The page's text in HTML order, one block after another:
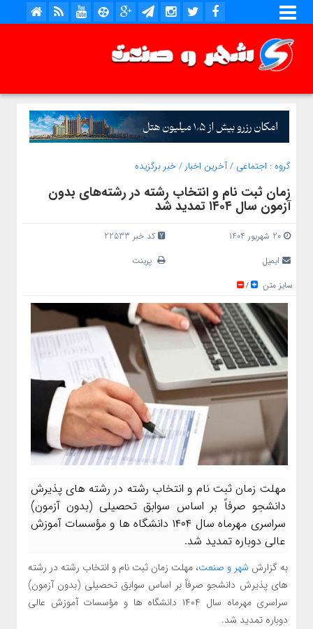
گروه : اجتماعی /آخرین اخبار /خبر برگزیده
زمان ثبت نام و انتخاب رشته در رشته‌های بدون
آزمون سال ۱۴۰۴ تمدید شد
20 شهریور 1404
کد خبر 22533
ایمیل
پرینت
سایز متن
/
مهلت زمان ثبت نام و انتخاب رشته در رشته های پذیرش
دانشجو صرفاً بر اساس سوابق تحصیلی (بدون آزمون)
سراسری مهرماه سال ۱۴۰۴ دانشگاه ها و مؤسسات آموزش
عالی دوباره تمدید شد.
به گزارش شهر و صنعت، مهلت زمان ثبت نام و انتخاب رشته در رشته
های پذیرش دانشجو صرفاً بر اساس سوابق تحصیلی (بدون آزمون)
سراسری مهرماه سال ۱۴۰۴ دانشگاه ها و مؤسسات آموزش عالی
دوباره تمدید شد.